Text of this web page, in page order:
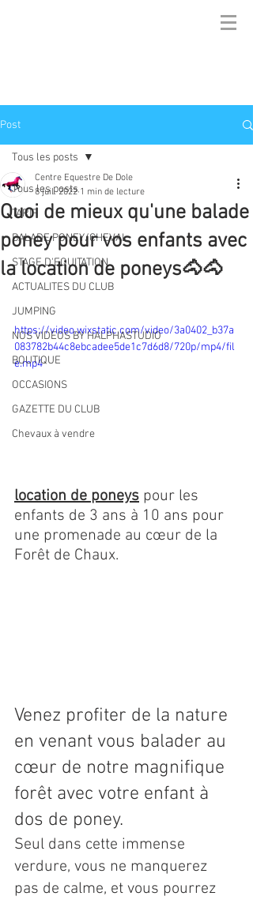
Post
Tous les posts
TARIF
BALADE PONEY/CHEVAL
STAGE D'EQUITATION
ACTUALITES DU CLUB
JUMPING
NOS VIDEOS BY HALPHASTUDIO
BOUTIQUE
OCCASIONS
GAZETTE DU CLUB
Chevaux à vendre
Tous les posts
Quoi de mieux qu'une balade
poney pour vos enfants avec
la location de poneys🐴🐴
Centre Equestre De Dole
8 juil. 2022 1 min de lecture
https://video.wixstatic.com/video/3a0402_b37a
083782b44c8ebcadee5de1c7d6d8/720p/mp4/fil
e.mp4
location de poneys pour les
enfants de 3 ans à 10 ans pour
une promenade au cœur de la
Forêt de Chaux.
Venez profiter de la nature
en venant vous balader au
cœur de notre magnifique
forêt avec votre enfant à
dos de poney.
Seul dans cette immense
verdure, vous ne manquerez
pas de calme, et vous pourrez